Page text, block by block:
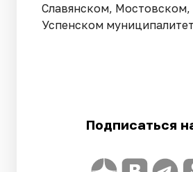
Славянском,
Успенском
Подписаться